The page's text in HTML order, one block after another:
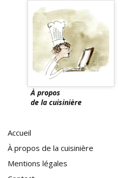
À propos
de la cuisinière
Accueil
À propos de la cuisinière
Mentions légales